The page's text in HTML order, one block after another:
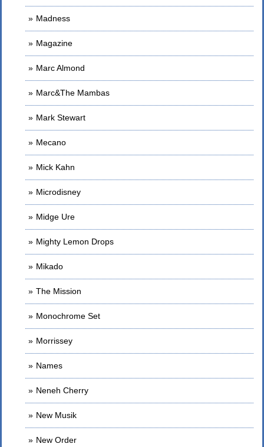
Madness
Magazine
Marc Almond
Marc&The Mambas
Mark Stewart
Mecano
Mick Kahn
Microdisney
Midge Ure
Mighty Lemon Drops
Mikado
The Mission
Monochrome Set
Morrissey
Names
Neneh Cherry
New Musik
New Order